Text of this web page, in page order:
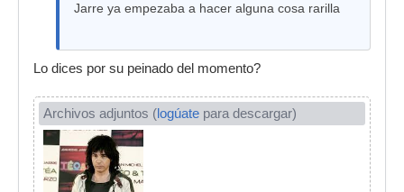
Jarre ya empezaba a hacer alguna cosa rarilla
Lo dices por su peinado del momento?
Archivos adjuntos (logúate para descargar)